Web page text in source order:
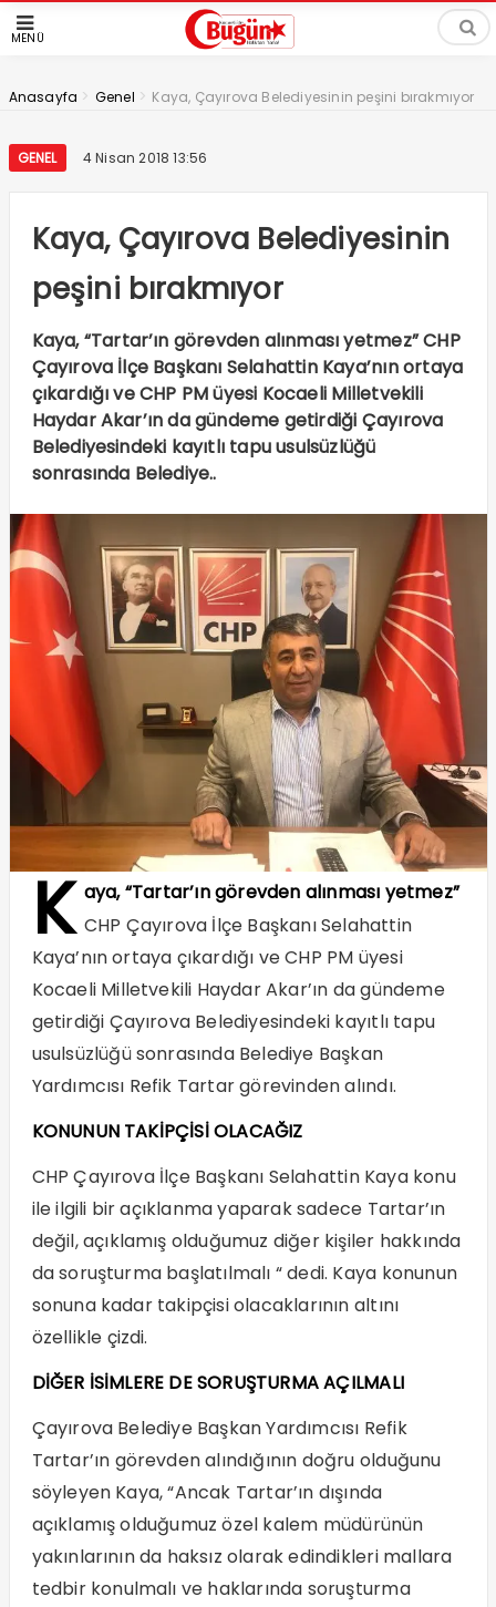
MENÜ
Anasayfa > Genel > Kaya, Çayırova Belediyesinin peşini bırakmıyor
GENEL 4 Nisan 2018 13:56
Kaya, Çayırova Belediyesinin
peşini bırakmıyor
Kaya, “Tartar’ın görevden alınması yetmez” CHP
Çayırova İlçe Başkanı Selahattin Kaya’nın ortaya
çıkardığı ve CHP PM üyesi Kocaeli Milletvekili
Haydar Akar’ın da gündeme getirdiği Çayırova
Belediyesindeki kayıtlı tapu usulsüzlüğü
sonrasında Belediye..
K aya, “Tartar’ın görevden alınması yetmez”
CHP Çayırova İlçe Başkanı Selahattin
Kaya’nın ortaya çıkardığı ve CHP PM üyesi
Kocaeli Milletvekili Haydar Akar’ın da gündeme
getirdiği Çayırova Belediyesindeki kayıtlı tapu
usulsüzlüğü sonrasında Belediye Başkan
Yardımcısı Refik Tartar görevinden alındı.
KONUNUN TAKİPÇİSİ OLACAĞIZ
CHP Çayırova İlçe Başkanı Selahattin Kaya konu
ile ilgili bir açıklanma yaparak sadece Tartar’ın
değil, açıklamış olduğumuz diğer kişiler hakkında
da soruşturma başlatılmalı “ dedi. Kaya konunun
sonuna kadar takipçisi olacaklarının altını
özellikle çizdi.
DİĞER İSİMLERE DE SORUŞTURMA AÇILMALI
Çayırova Belediye Başkan Yardımcısı Refik
Tartar’ın görevden alındığının doğru olduğunu
söyleyen Kaya, “Ancak Tartar’ın dışında
açıklamış olduğumuz özel kalem müdürünün
yakınlarının da haksız olarak edindikleri mallara
tedbir konulmalı ve haklarında soruşturma